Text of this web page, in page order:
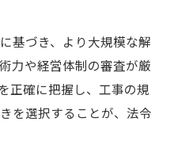
工事の位置付けを知
は許可が不要？
満の場合の許可要否を
の関係を正しく理解
基づき、より大規模な解
力や経営体制の審査が厳
正確に把握し、工事の規
を選択することが、法令